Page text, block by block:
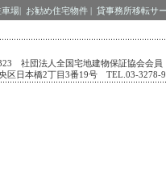
場| お勧め住宅物件 | 貸事務所移転サ
社団法人全国宅地建物保証協会会
区日本橋2丁目3番19号 TEL.03-3278-